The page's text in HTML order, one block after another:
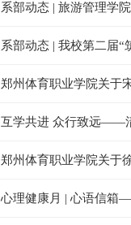
系部动态 | 旅游管理学
系部动态 | 我校第二届“
郑州体育职业学院关于
互学共进 众行致远——
郑州体育职业学院关于
心理健康月 | 心语信箱